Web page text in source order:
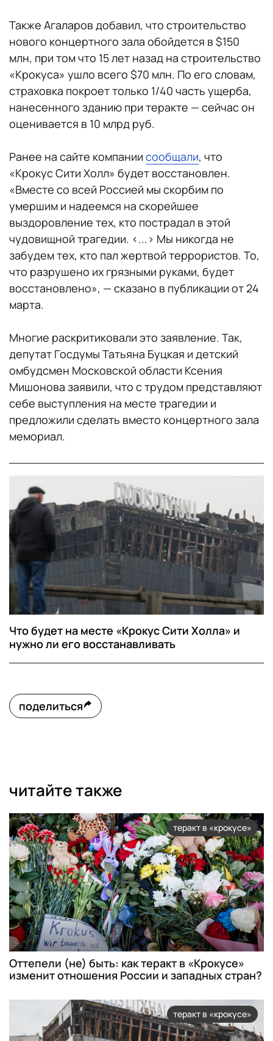
Также Агаларов добавил, что строительство
нового концертного зала обойдется в $150
млн, при том что 15 лет назад на строительство
«Крокуса» ушло всего $70 млн. По его словам,
страховка покроет только 1/40 часть ущерба,
нанесенного зданию при теракте — сейчас он
оценивается в 10 млрд руб.
Ранее на сайте компании сообщали, что
«Крокус Сити Холл» будет восстановлен.
«Вместе со всей Россией мы скорбим по
умершим и надеемся на скорейшее
выздоровление тех, кто пострадал в этой
чудовищной трагедии. <...> Мы никогда не
забудем тех, кто пал жертвой террористов. То,
что разрушено их грязными руками, будет
восстановлено», — сказано в публикации от 24
марта.
Многие раскритиковали это заявление. Так,
депутат Госдумы Татьяна Буцкая и детский
омбудсмен Московской области Ксения
Мишонова заявили, что с трудом представляют
себе выступления на месте трагедии и
предложили сделать вместо концертного зала
мемориал.
Что будет на месте «Крокус Сити Холла» и
нужно ли его восстанавливать
поделиться
читайте также
теракт в «крокусе»
Оттепели (не) быть: как теракт в «Крокусе»
изменит отношения России и западных стран?
теракт в «крокусе»